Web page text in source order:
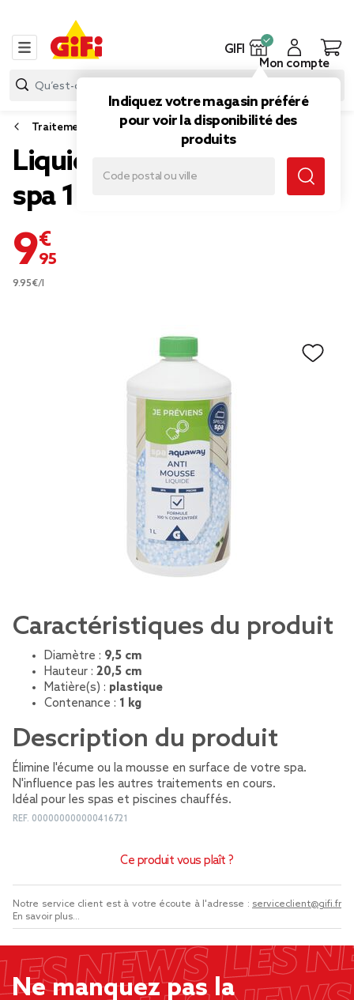
GIFI
Indiquez votre magasin préféré
pour voir la disponibilité des
produits
Mon compte
Traitement piscine et spa
Liquide anti mousse pour
spa 1 litre
9,95 €
9.95€/l
Caractéristiques du produit
Diamètre : 9,5 cm
Hauteur : 20,5 cm
Matière(s) : plastique
Contenance : 1 kg
Description du produit
Élimine l'écume ou la mousse en surface de votre spa.
N'influence pas les autres traitements en cours.
Idéal pour les spas et piscines chauffés.
REF. 000000000000416721
Ce produit vous plaît ?
Notre service client est à votre écoute à l'adresse : serviceclient@gifi.fr
En savoir plus...
Ne manquez pas la